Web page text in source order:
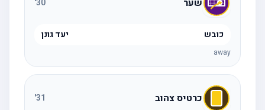
שער 30
'
כובש יעד גונן
away
כרטיס צהוב 31
'